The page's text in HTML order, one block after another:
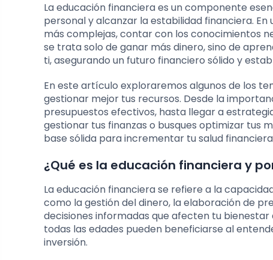
La educación financiera es un componente
personal y alcanzar la estabilidad financiera.
más complejas, contar con los conocimientos
se trata solo de ganar más dinero, sino de
ti, asegurando un futuro financiero sólido y
En este artículo exploraremos algunos de los
gestionar mejor tus recursos. Desde la
presupuestos efectivos, hasta llegar a
gestionar tus finanzas o busques optimizar tus
base sólida para incrementar tu salud
¿Qué es la educación financiera y
La educación financiera se refiere a la
como la gestión del dinero, la elaboración de
decisiones informadas que afecten tu
todas las edades pueden beneficiarse al
inversión.